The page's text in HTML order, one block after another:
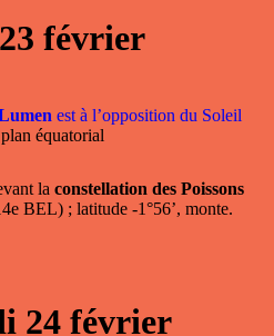
février
est à l’opposition du Soleil
équatorial
la constellation des Poissons
BEL) ; latitude -1°56’, monte.
24 février